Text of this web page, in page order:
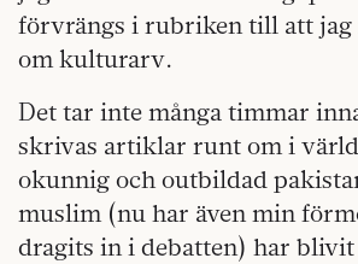
förvrängs i rubriken till att jag
om kulturarv.
Det tar inte många timmar
skrivas artiklar runt om i
okunnig och outbildad
muslim (nu har även min
dragits in i debatten) har